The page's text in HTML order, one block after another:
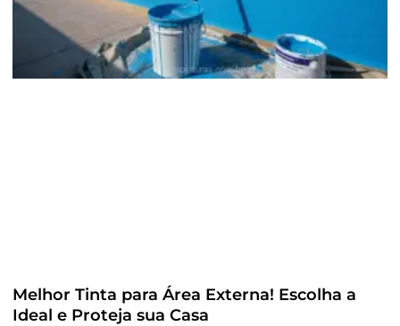
Melhor Tinta para Área Externa! Escolha a
Ideal e Proteja sua Casa